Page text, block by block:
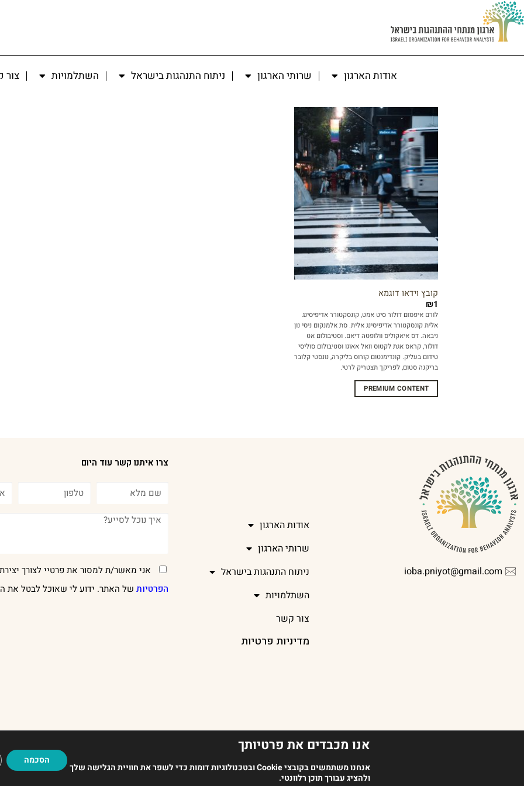
אודות הארגון שרותי הארגון ניתוח התנהגות בישראל השתלמויות צור
קובץ וידאו דוגמא
₪1
לורם איפסום דולור סיט אמט, קונסקטורר אדיפיסינג
אלית קונסקטורר אדיפיסינג אלית. סת אלמנקום ניסי נון
ניבאה. דס איאקוליס וולופטה דיאם. וסטיבולום אט
דולור, קראס אגת לקטוס וואל אאוגו וסטיבולום סוליסי
טידום בעליק. קונדימנטום קורוס בליקרה, נונסטי קלובר
בריקנה סטום, לפריקך תצטריק לרטי.
PREMIUM CONTENT
ioba.pniyot@gmail.com
אודות הארגון
שרותי הארגון
ניתוח התנהגות בישראל
השתלמויות
צור קשר
מדיניות פרטיות
צרו איתנו קשר עוד היום
אני מאשר/ת למסור את פרטיי לצורך
הפרטיותשל האתר. ידוע לי שאוכל לבטל את
אנו מכבדים את פרטיותך
אנחנו משתמשים בקובצי Cookie ובטכנולוגיות דומות כדי לשפר את חוויית הגלישה שלך
ולהציג עבורך תוכן רלוונטי.
הסכמה